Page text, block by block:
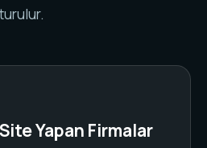
Yapan Firmalar